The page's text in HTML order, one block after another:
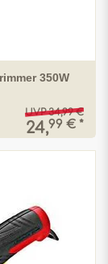
350W
UVP 34,99 €
24,99 € *